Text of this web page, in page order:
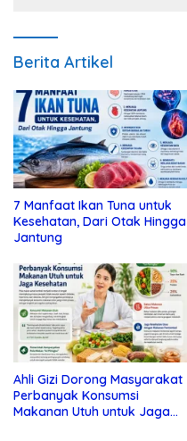
Berita Artikel
7 Manfaat Ikan Tuna untuk
Kesehatan, Dari Otak Hingga
Jantung
Ahli Gizi Dorong Masyarakat
Perbanyak Konsumsi
Makanan Utuh untuk Jaga